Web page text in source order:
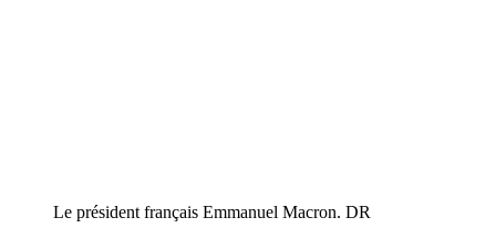
Le président français Emmanuel Macron. DR